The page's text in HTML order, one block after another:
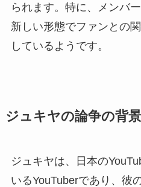
られます。特に、メンバ
新しい形態でファンとの
しているようです。
ジュキヤの論争の背景
ジュキヤは、日本の
いるYouTuberであり、彼